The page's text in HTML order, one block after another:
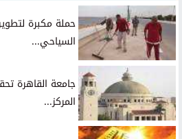
حملة مكبرة
السياحي...
جامعة القاهرة
المركز...